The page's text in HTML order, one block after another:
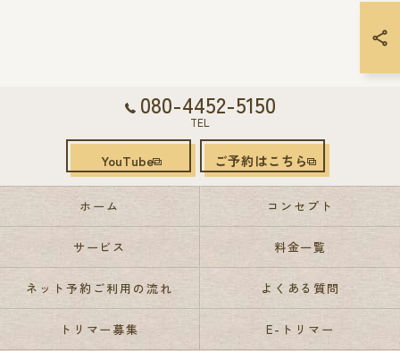
080-4452-5150
TEL
YouTube ご予約はこちら
ホーム コンセプト
サービス 料金一覧
ネット予約ご利用の流れ よくある質問
トリマー募集 E-トリマー